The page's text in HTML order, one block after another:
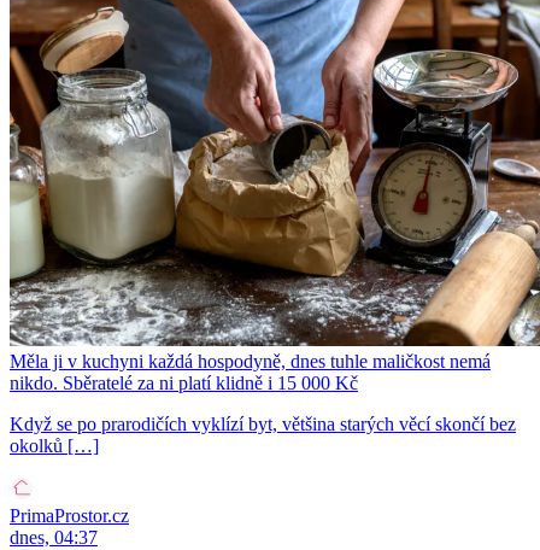
Měla ji v kuchyni každá hospodyně, dnes tuhle maličkost nemá
nikdo. Sběratelé za ni platí klidně i 15 000 Kč
Když se po prarodičích vyklízí byt, většina starých věcí skončí bez
okolků […]
PrimaProstor.cz
dnes, 04:37